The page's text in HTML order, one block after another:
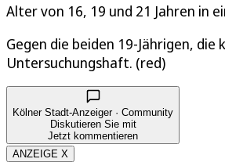
Alter von 16, 19 und 21 Jahren in
Gegen die beiden 19-Jährigen,
Untersuchungshaft. (red)
Kölner Stadt-Anzeiger · Community
Diskutieren Sie mit
Jetzt kommentieren
ANZEIGE X